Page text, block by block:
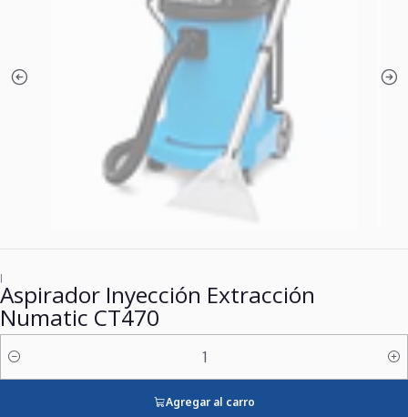
|
Aspirador Inyección Extracción
Numatic CT470
Cantidad
Agregar al carro